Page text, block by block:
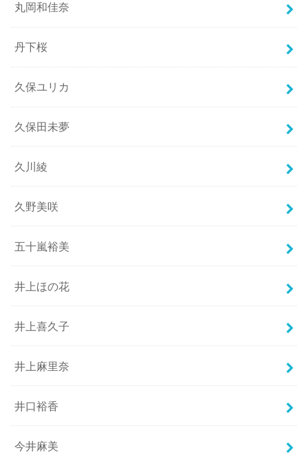
丸岡和佳奈
丹下桜
久保ユリカ
久保田未夢
久川綾
久野美咲
五十嵐裕美
井上ほの花
井上喜久子
井上麻里奈
井口裕香
今井麻美